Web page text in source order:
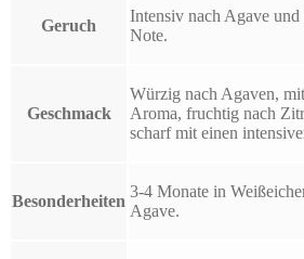
Geruch
Intensiv nach Agave
Note.
Geschmack
Würzig nach Agaven,
Aroma, fruchtig nach
scharf mit einen
Besonderheiten
3-4 Monate in
Agave.